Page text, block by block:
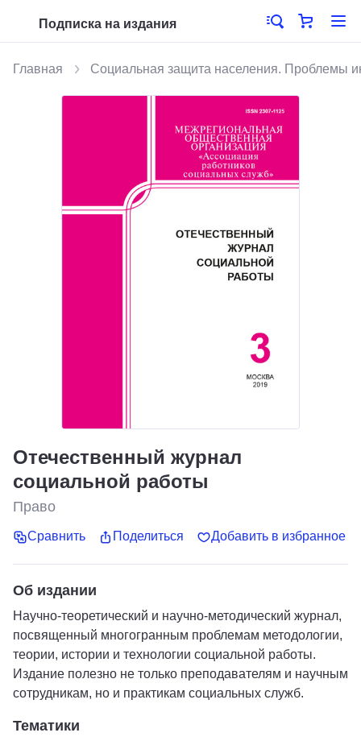
Подписка на издания
Главная Социальная защита населения. Проблемы
Отечественный журнал
социальной работы
Право
Сравнить Поделиться Добавить в избранное
Об издании
Научно-теоретический и научно-методический журнал,
посвященный многогранным проблемам методологии,
теории, истории и технологии социальной работы.
Издание полезно не только преподавателям и научным
сотрудникам, но и практикам социальных служб.
Тематики